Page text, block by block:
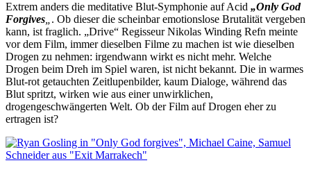
Extrem anders die meditative Blut-Symphonie auf Acid „Only God
Forgives„. Ob dieser die scheinbar emotionslose Brutalität vergeben
kann, ist fraglich. „Drive“ Regisseur Nikolas Winding Refn meinte
vor dem Film, immer dieselben Filme zu machen ist wie dieselben
Drogen zu nehmen: irgendwann wirkt es nicht mehr. Welche
Drogen beim Dreh im Spiel waren, ist nicht bekannt. Die in warmes
Blut-rot getauchten Zeitlupenbilder, kaum Dialoge, während das
Blut spritzt, wirken wie aus einer unwirklichen,
drogengeschwängerten Welt. Ob der Film auf Drogen eher zu
ertragen ist?